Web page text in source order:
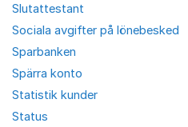
Slutattestant
Sociala avgifter på lönebesked
Sparbanken
Spärra konto
Statistik kunder
Status